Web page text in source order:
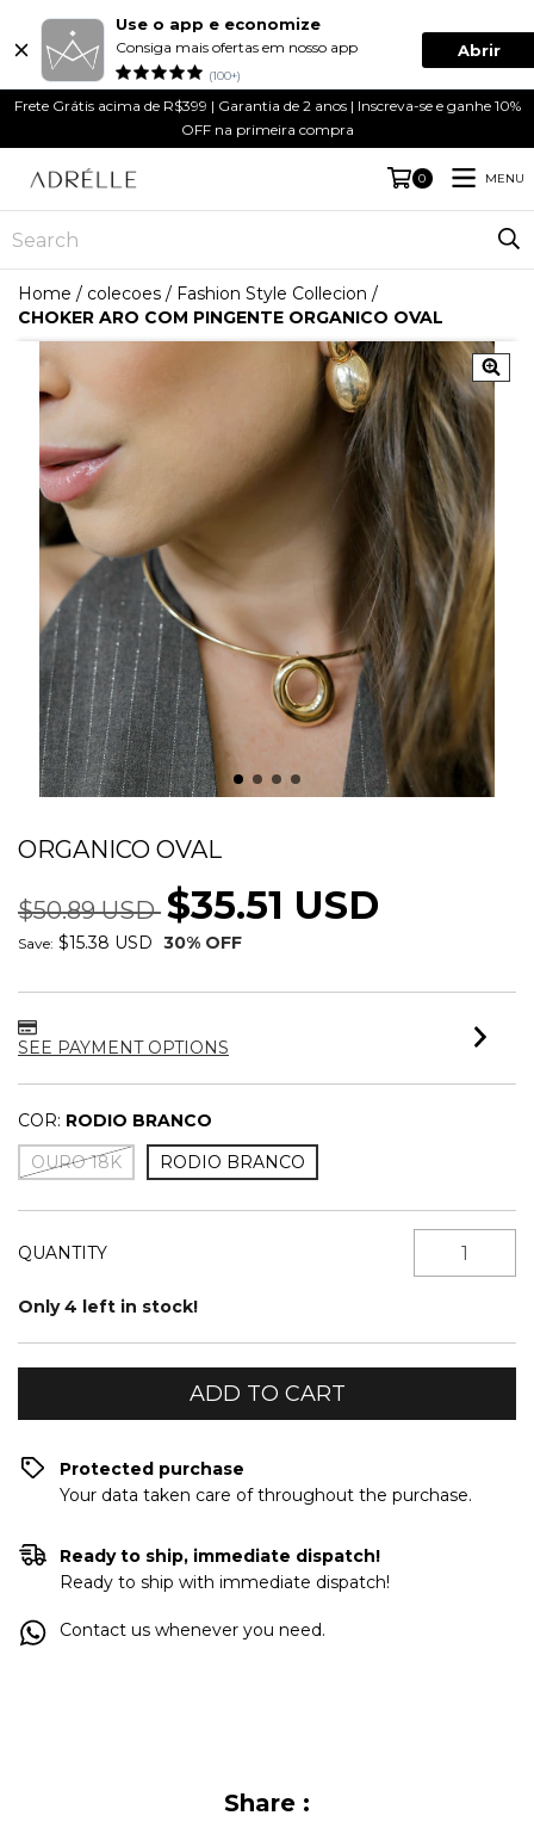
Use o app e economize
Consiga mais ofertas em nosso app
(100+)
Abrir
Frete Grátis acima de R$399 | Garantia de 2 anos | Inscreva-se e ganhe 10%
OFF na primeira compra
0 MENU
Home / colecoes / Fashion Style Collecion /
CHOKER ARO COM PINGENTE ORGANICO OVAL
ORGANICO OVAL
$50.89 USD $35.51 USD
Save: $15.38 USD 30% OFF
SEE PAYMENT OPTIONS
COR: RODIO BRANCO
OURO 18K
RODIO BRANCO
QUANTITY
Only4 left in stock!
Protected purchase
Your data taken care of throughout the purchase.
Ready to ship, immediate dispatch!
Ready to ship with immediate dispatch!
Contact us whenever you need.
Share :